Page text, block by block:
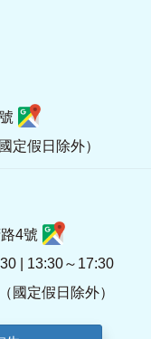
定假日除外）
4號
| 13:30～17:30
國定假日除外）